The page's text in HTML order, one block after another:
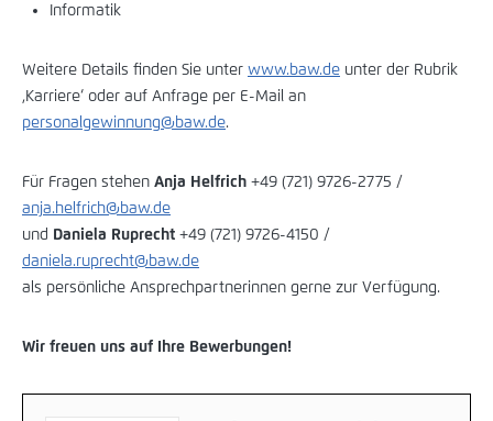
Informatik
Weitere Details finden Sie unter www.baw.de unter der Rubrik
‚Karriere‘ oder auf Anfrage per E-Mail an
personalgewinnung@baw.de.
Für Fragen stehen Anja Helfrich +49 (721) 9726-2775 /
anja.helfrich@baw.de
und Daniela Ruprecht +49 (721) 9726-4150 /
daniela.ruprecht@baw.de
als persönliche Ansprechpartnerinnen gerne zur Verfügung.
Wir freuen uns auf Ihre Bewerbungen!